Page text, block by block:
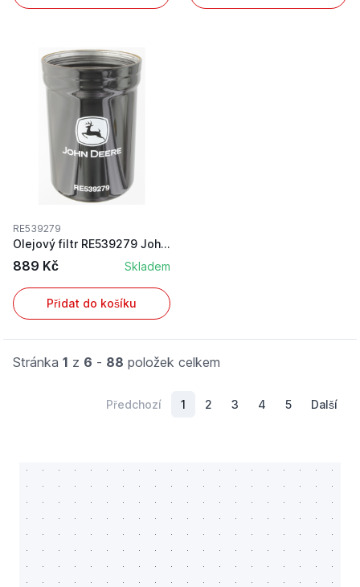
RE539279
Olejový filtr RE539279 John Deere
889 Kč Skladem
Přidat do košíku
Stránka 1 z 6 - 88 položek celkem
Předchozí 1 2 3 4 5 Další